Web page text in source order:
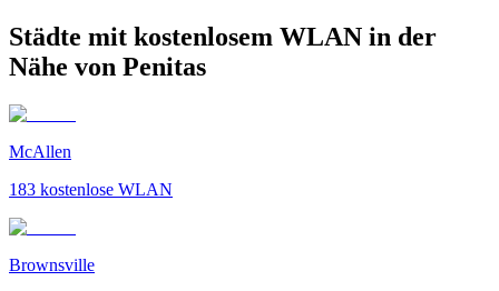
Städte mit kostenlosem WLAN in der
Nähe von Penitas
McAllen
183 kostenlose WLAN
Brownsville